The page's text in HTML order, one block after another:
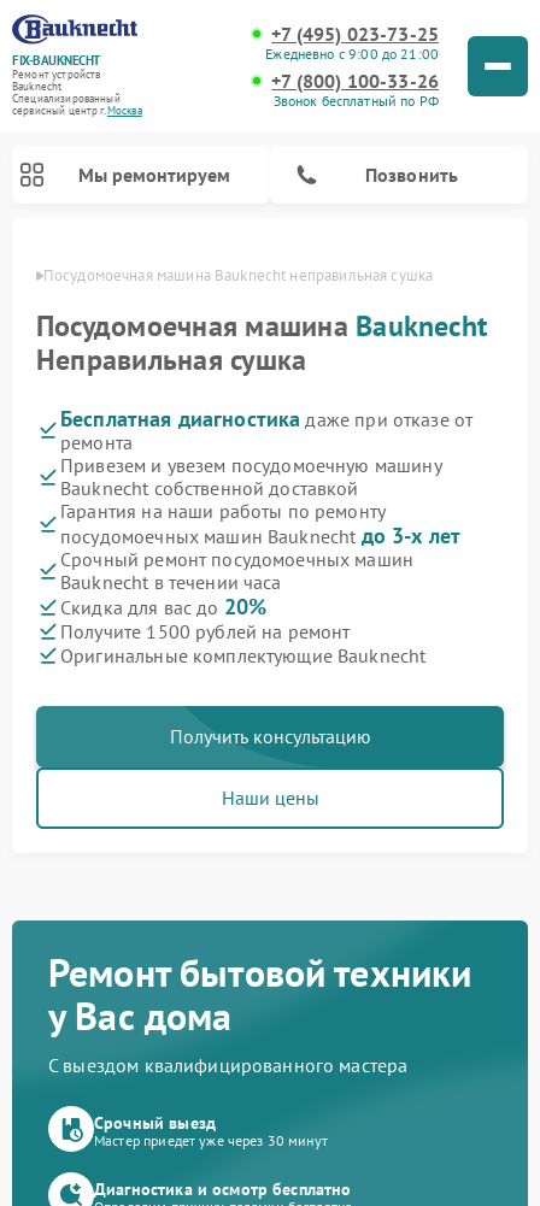
FIX-BAUKNECHT
Ремонт устройств
Bauknecht
Специализированный
cервисный центр г.Москва
+7 (495) 023-73-25
Ежедневно с 9:00 до 21:00
+7 (800) 100-33-26
Звонок бесплатный по РФ
Мы ремонтируем Позвонить
Посудомоечная машина Bauknecht неправильная сушка
Посудомоечная машина Bauknecht
Неправильная сушка
Бесплатная диагностика даже при отказе от
ремонта
Привезем и увезем посудомоечную машину
Bauknecht собственной доставкой
Гарантия на наши работы по ремонту
посудомоечных машин Bauknecht до 3-х лет
Срочный ремонт посудомоечных машин
Bauknecht в течении часа
Скидка для вас до 20%
Получите 1500 рублей на ремонт
Оригинальные комплектующие Bauknecht
Получить консультацию
Наши цены
Ремонт бытовой техники
у Вас дома
С выездом квалифицированного мастера
Срочный выезд
Мастер приедет уже через 30 минут
Диагностика и осмотр бесплатно